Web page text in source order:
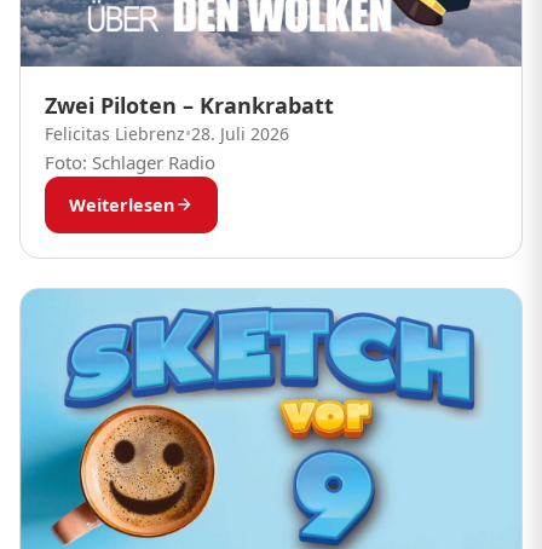
Zwei Piloten – Krankrabatt
Felicitas Liebrenz•28. Juli 2026
Foto: Schlager Radio
Weiterlesen